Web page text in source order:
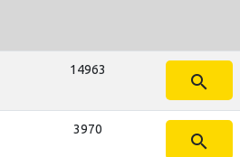
14963
search
3970
search